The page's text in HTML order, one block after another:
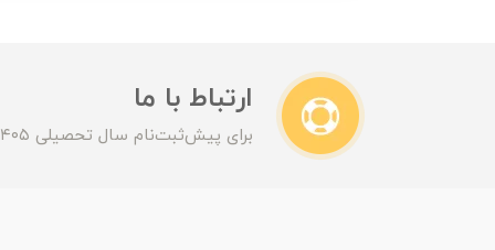
ارتباط با ما
برای پیش‌ثبت‌نام سال تحصیلی ۱۴۰۵-۱۴۰۶ با ما تماس بگیرید